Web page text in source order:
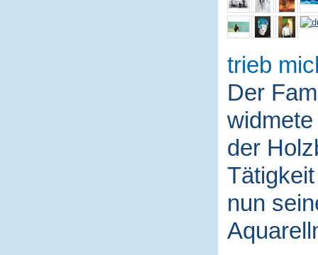
trieb
Der
der
nun